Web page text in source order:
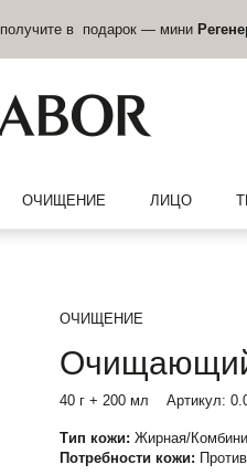
получите в подарок — мини
ОЧИЩЕНИЕ ЛИЦО
ОЧИЩЕНИЕ
40 г + 200 мл Артикул:
Тип кожи: Жирная/
Потребности кожи: